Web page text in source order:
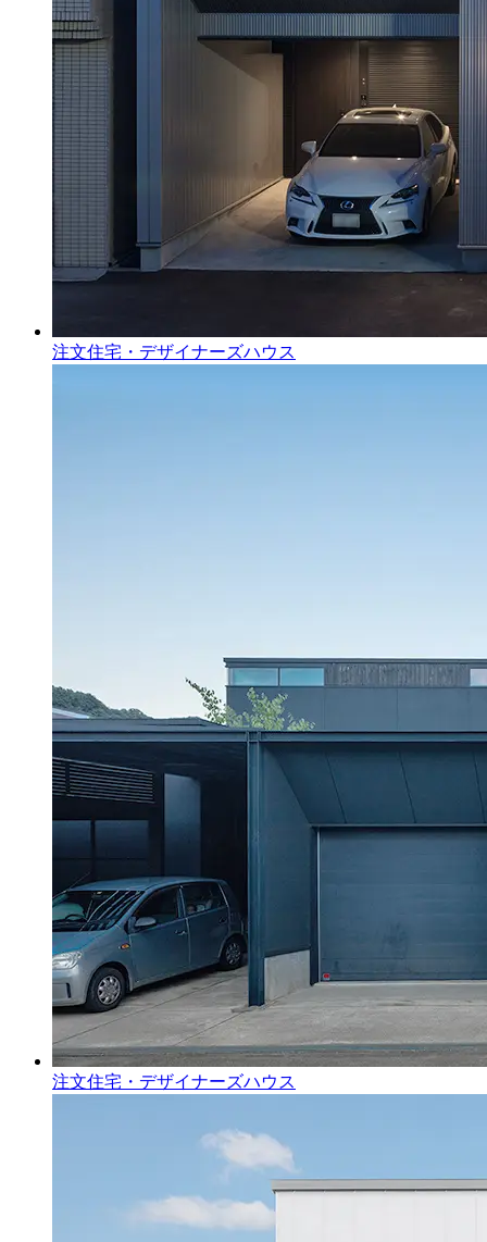
注文住宅・デザイナーズハウス
注文住宅・デザイナーズハウス